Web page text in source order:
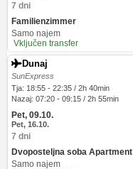
7 dni
Familienzimmer
Samo najem
Vključen transfer
Dunaj
SunExpress
Tja: 18:55 - 22:35 / 2h 40min
Nazaj: 07:20 - 09:15 / 2h 55min
Pet, 09.10.
Pet, 16.10.
7 dni
Dvoposteljna soba Apartment
Samo najem